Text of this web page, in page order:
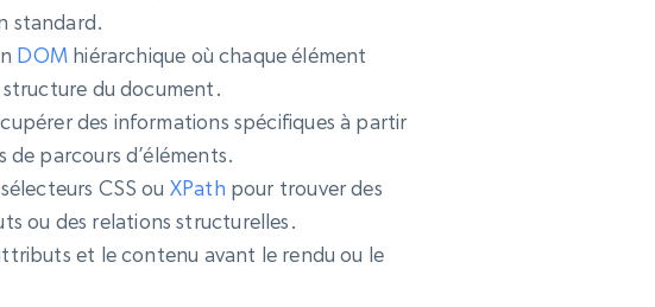
standard.
DOM hiérarchique où chaque élément
du document.
des informations spécifiques à partir
de parcours d’éléments.
CSS ou XPath pour trouver des
ou des relations structurelles.
et le contenu avant le rendu ou le